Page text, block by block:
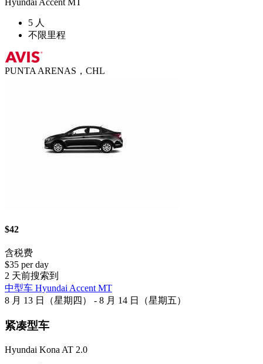
5 人
不限里程
PUNTA ARENAS，CHL
$42
含税费
$35 per day
2 天前搜索到
中型车 Hyundai Accent MT
8 月 13 日（星期四） - 8 月 14 日（星期五）
紧凑型车
Hyundai Kona AT 2.0